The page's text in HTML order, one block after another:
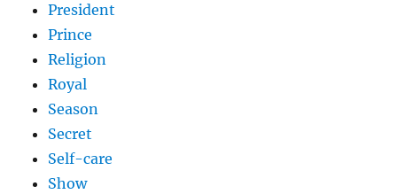
President
Prince
Religion
Royal
Season
Secret
Self-care
Show